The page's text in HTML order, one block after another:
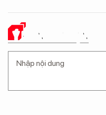
Ý KIẾN CỦA BẠN